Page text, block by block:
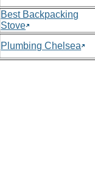
Best Backpacking
Stove
Plumbing Chelsea